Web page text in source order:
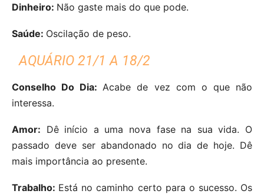
Dinheiro: Não gaste mais do que pode.
Saúde: Oscilação de peso.
AQUÁRIO 21/1 A 18/2
Conselho Do Dia: Acabe de vez com o que não
interessa.
Amor: Dê início a uma nova fase na sua vida. O
passado deve ser abandonado no dia de hoje. Dê
mais importância ao presente.
Trabalho: Está no caminho certo para o sucesso. Os